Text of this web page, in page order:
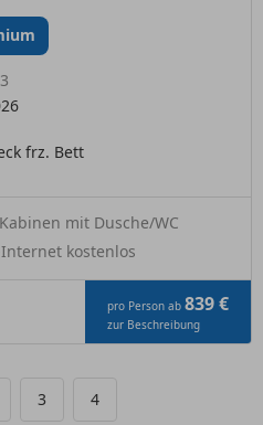
frz. Bett
Kabinen mit Dusche/WC
kostenlos
pro Person ab 839 €
zur Beschreibung
3 4